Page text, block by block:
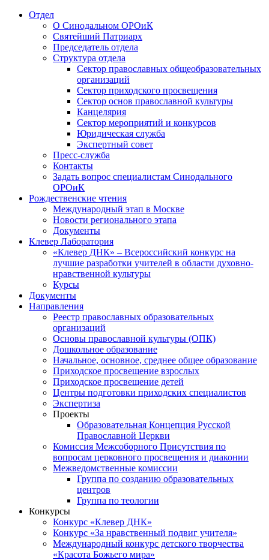
Отдел
О Синодальном ОРОиК
Святейший Патриарх
Председатель отдела
Структура отдела
Сектор православных общеобразовательных
организаций
Сектор приходского просвещения
Сектор основ православной культуры
Канцелярия
Сектор мероприятий и конкурсов
Юридическая служба
Экспертный совет
Пресс-служба
Контакты
Задать вопрос специалистам Синодального
ОРОиК
Рождественские чтения
Международный этап в Москве
Новости регионального этапа
Документы
Клевер Лаборатория
«Клевер ДНК» – Всероссийский конкурс на
лучшие разработки учителей в области духовно-
нравственной культуры
Курсы
Документы
Направления
Реестр православных образовательных
организаций
Основы православной культуры (ОПК)
Дошкольное образование
Начальное, основное, среднее общее образование
Приходское просвещение взрослых
Приходское просвещение детей
Центры подготовки приходских специалистов
Экспертиза
Проекты
Образовательная Концепция Русской
Православной Церкви
Комиссия Межсоборного Присутствия по
вопросам церковного просвещения и диаконии
Межведомственные комиссии
Группа по созданию образовательных
центров
Группа по теологии
Конкурсы
Конкурс «Клевер ДНК»
Конкурс «За нравственный подвиг учителя»
Международный конкурс детского творчества
«Красота Божьего мира»